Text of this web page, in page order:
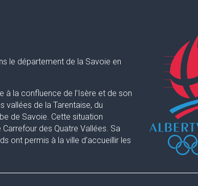
le département de la Savoie en
la confluence de l’Isère et de son
vallées de la Tarentaise, du
de Savoie. Cette situation
des Quatre Vallées. Sa
ont permis à la ville d’accueillir les